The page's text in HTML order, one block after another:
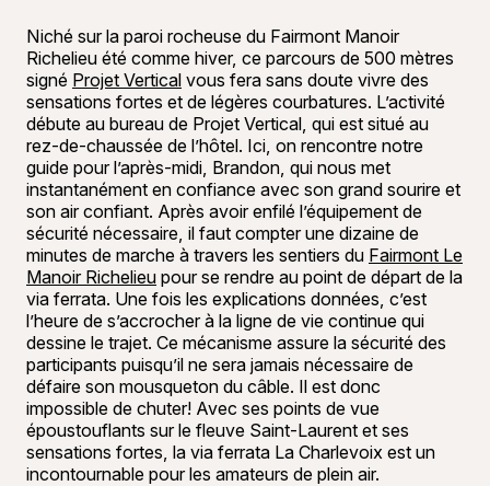
Niché sur la paroi rocheuse du Fairmont Manoir
Richelieu été comme hiver, ce parcours de 500 mètres
signé Projet Vertical vous fera sans doute vivre des
sensations fortes et de légères courbatures. L’activité
débute au bureau de Projet Vertical, qui est situé au
rez-de-chaussée de l’hôtel. Ici, on rencontre notre
guide pour l’après-midi, Brandon, qui nous met
instantanément en confiance avec son grand sourire et
son air confiant. Après avoir enfilé l’équipement de
sécurité nécessaire, il faut compter une dizaine de
minutes de marche à travers les sentiers du Fairmont Le
Manoir Richelieu pour se rendre au point de départ de la
via ferrata. Une fois les explications données, c’est
l’heure de s’accrocher à la ligne de vie continue qui
dessine le trajet. Ce mécanisme assure la sécurité des
participants puisqu’il ne sera jamais nécessaire de
défaire son mousqueton du câble. Il est donc
impossible de chuter! Avec ses points de vue
époustouflants sur le fleuve Saint-Laurent et ses
sensations fortes, la via ferrata La Charlevoix est un
incontournable pour les amateurs de plein air.